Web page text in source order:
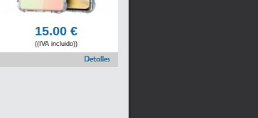
15.00€
((IVA incluido))